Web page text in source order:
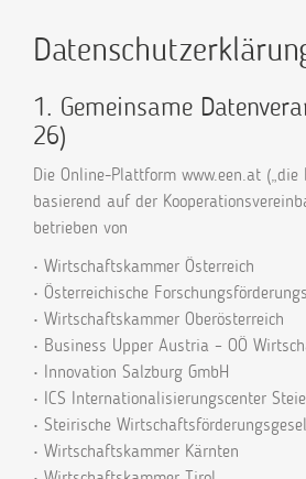
1. Gemeinsame
26)
Die Online-Plattform www.een.at („die
basierend auf der
betrieben von
• Wirtschaftskammer Österreich
• Österreichische
• Wirtschaftskammer Oberösterreich
• Business Upper Austria – OÖ
• Innovation Salzburg GmbH
• ICS Internationalisierungscenter
• Steirische
• Wirtschaftskammer Kärnten